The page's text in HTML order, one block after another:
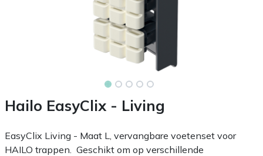
Hailo EasyClix - Living
EasyClix Living - Maat L, vervangbare voetenset voor
HAILO trappen. Geschikt om op verschillende